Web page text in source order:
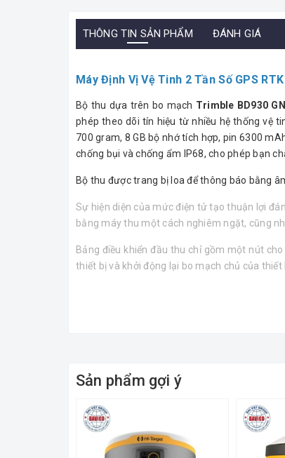
THÔNG TIN SẢN PHẨM ĐÁNH GIÁ
Máy Định Vị Vệ Tinh 2 Tần Số GPS
Bộ thu dựa trên bo mạch Trimble BD930
phép theo dõi tín hiệu từ nhiều hệ thống vệ
700 gram, 8 GB bộ nhớ tích hợp, pin 6300
chống bụi và chống ẩm IP68, cho phép bạn
Bộ thu được trang bị loa để thông báo bằng
Sự hiện diện của mức điện tử tạo thuận lợi
bằng máy thu một cách nghiêm ngặt, cũng
Bảng điều khiển đầu thu chỉ gồm một nút
thiết bị và khởi động lại bo mạch chủ của thiết
Thông Số Kỹ Thuật Của Máy Định Vị
Độ chính xác đo tĩnh 2,5 mm + 1 ppm RMS
Độ chính xác Kinematic / RTK 10 mm + 1 ppm
Sản phẩm gợi ý